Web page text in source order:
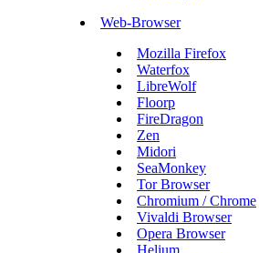
Web-Browser
Mozilla Firefox
Waterfox
LibreWolf
Floorp
FireDragon
Zen
Midori
SeaMonkey
Tor Browser
Chromium / Chrome
Vivaldi Browser
Opera Browser
Helium